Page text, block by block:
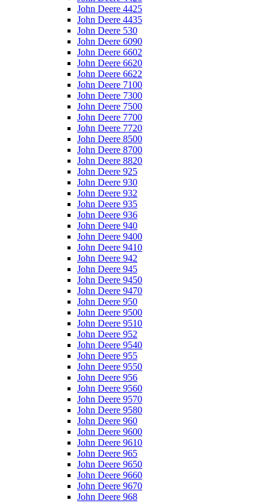
John Deere 4425
John Deere 4435
John Deere 530
John Deere 6090
John Deere 6602
John Deere 6620
John Deere 6622
John Deere 7100
John Deere 7300
John Deere 7500
John Deere 7700
John Deere 7720
John Deere 8500
John Deere 8700
John Deere 8820
John Deere 925
John Deere 930
John Deere 932
John Deere 935
John Deere 936
John Deere 940
John Deere 9400
John Deere 9410
John Deere 942
John Deere 945
John Deere 9450
John Deere 9470
John Deere 950
John Deere 9500
John Deere 9510
John Deere 952
John Deere 9540
John Deere 955
John Deere 9550
John Deere 956
John Deere 9560
John Deere 9570
John Deere 9580
John Deere 960
John Deere 9600
John Deere 9610
John Deere 965
John Deere 9650
John Deere 9660
John Deere 9670
John Deere 968